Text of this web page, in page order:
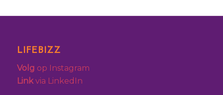
LIFEBIZZ
Volg op Instagram
Linkvia LinkedIn